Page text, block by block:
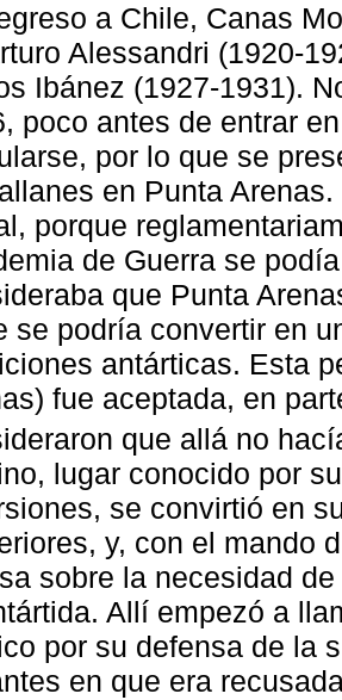
a Chile, Canas
Alessandri (1920-
Ibánez (1927-1931).
poco antes de entrar
por lo que se
en Punta
porque
de Guerra se
que Punta
se podría convertir en
antárticas. Esta
fue aceptada, en
que allá no
lugar conocido por
se convirtió en
y, con el mando
sobre la necesidad
Allí empezó a
por su defensa de la
en que era